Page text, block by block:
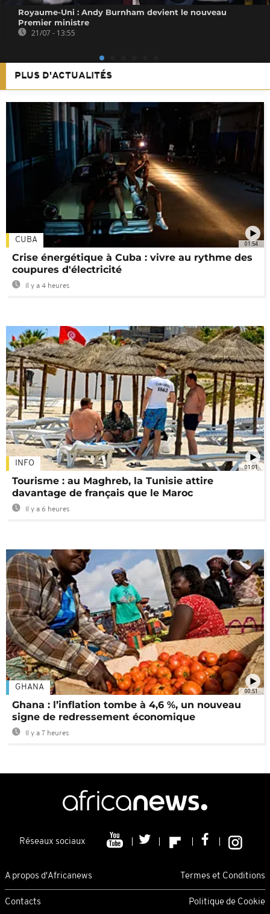
Royaume-Uni : Andy Burnham devient le nouveau
Premier ministre
21/07 - 13:55
PLUS D'ACTUALITÉS
01:54
CUBA
Crise énergétique à Cuba : vivre au rythme des
coupures d'électricité
Il y a 4 heures
01:01
INFO
Tourisme : au Maghreb, la Tunisie attire
davantage de français que le Maroc
Il y a 6 heures
00:51
GHANA
Ghana : l’inflation tombe à 4,6 %, un nouveau
signe de redressement économique
Il y a 7 heures
Réseaux sociaux
A propos d'Africanews Termes et Conditions
Contacts Politique de Cookie